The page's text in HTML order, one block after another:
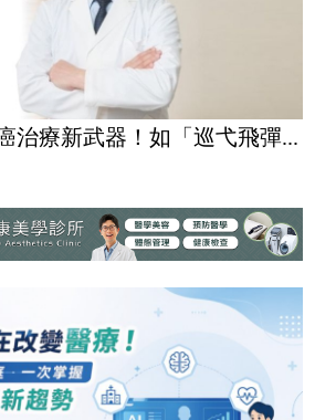
治療新武器！如「巡弋飛彈...